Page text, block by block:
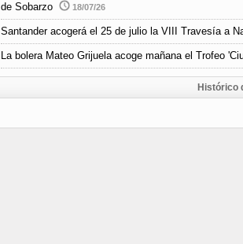
de Sobarzo
18/07/26
Santander acogerá el 25 de julio la VIII Travesía a
La bolera Mateo Grijuela acoge mañana el Trofeo
Histórico